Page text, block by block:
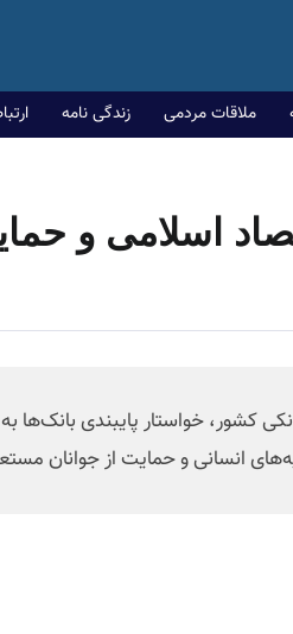
ملاقات مردمی زندگی نامه
اسلامی و
کشور، خواستار پایبندی
انسانی و حمایت از جوانان